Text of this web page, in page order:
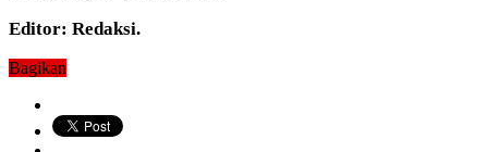
Editor: Redaksi.
Bagikan